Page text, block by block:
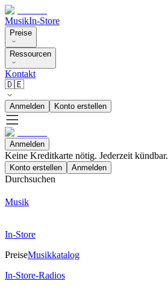
MusikIn-Store
Preise
Ressourcen
Kontakt
🇩🇪
Anmelden Konto erstellen
Anmelden
Keine Kreditkarte nötig. Jederzeit kündbar.
Konto erstellen Anmelden
Durchsuchen
Musik
In-Store
PreiseMusikkatalog
In-Store-Radios